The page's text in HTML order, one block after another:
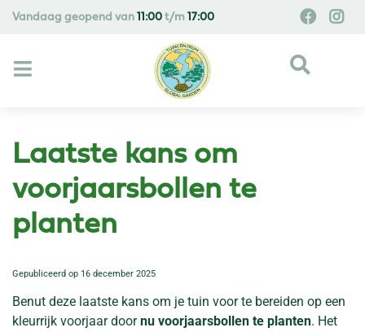
Vandaag geopend van 11:00 t/m 17:00
Laatste kans om
voorjaarsbollen te
planten
Gepubliceerd op 16 december 2025
Benut deze laatste kans om je tuin voor te bereiden op een
kleurrijk voorjaar doornu voorjaarsbollen te planten. Het